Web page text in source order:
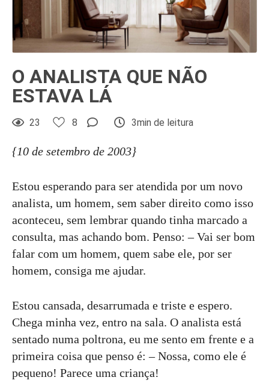
O ANALISTA QUE NÃO
ESTAVA LÁ
23 8 3min de leitura
{10 de setembro de 2003}
Estou esperando para ser atendida por um novo
analista, um homem, sem saber direito como isso
aconteceu, sem lembrar quando tinha marcado a
consulta, mas achando bom. Penso: – Vai ser bom
falar com um homem, quem sabe ele, por ser
homem, consiga me ajudar.
Estou cansada, desarrumada e triste e espero.
Chega minha vez, entro na sala. O analista está
sentado numa poltrona, eu me sento em frente e a
primeira coisa que penso é: – Nossa, como ele é
pequeno! Parece uma criança!